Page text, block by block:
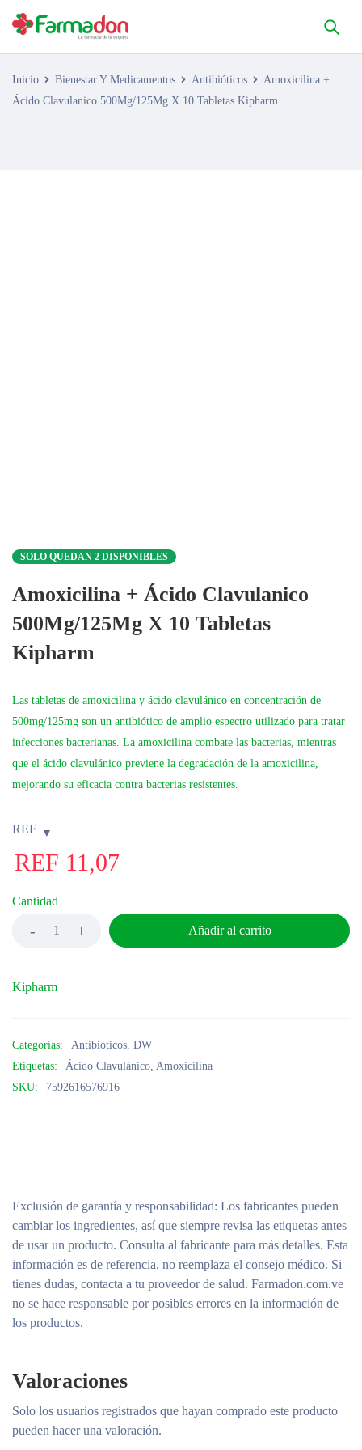
Inicio Bienestar Y Medicamentos Antibióticos
Amoxicilina +
Ácido Clavulanico 500Mg/125Mg X 10 Tabletas Kipharm
SOLO QUEDAN 2 DISPONIBLES
Amoxicilina + Ácido Clavulanico
500Mg/125Mg X 10 Tabletas
Kipharm
Las tabletas de amoxicilina y ácido clavulánico en concentración de
500mg/125mg son un antibiótico de amplio espectro utilizado para tratar
infecciones bacterianas. La amoxicilina combate las bacterias, mientras
que el ácido clavulánico previene la degradación de la amoxicilina,
mejorando su eficacia contra bacterias resistentes.
REF
REF 11,07
Cantidad
Añadir al carrito
Kipharm
Categorías: Antibióticos, DW
Etiquetas:
Ácido Clavulánico, Amoxicilina
SKU:
7592616576916
Exclusión de garantía y responsabilidad: Los fabricantes pueden
cambiar los ingredientes, así que siempre revisa las etiquetas antes
de usar un producto. Consulta al fabricante para más detalles. Esta
información es de referencia, no reemplaza el consejo médico. Si
tienes dudas, contacta a tu proveedor de salud. Farmadon.com.ve
no se hace responsable por posibles errores en la información de
los productos.
Valoraciones
Solo los usuarios registrados que hayan comprado este producto
pueden hacer una valoración.